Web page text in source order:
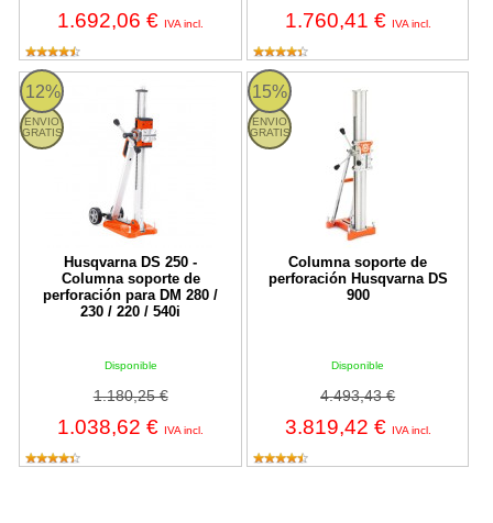
1.692,06 € IVA incl. 1.760,41 € IVA incl.
12%
ENVIO
GRATIS
Husqvarna DS 250 -
Columna soporte de
perforación para DM 280 /
230 / 220 / 540i
Disponible
1.180,25 €
1.038,62 € IVA incl.
DS 250 Husqvarna 15%
ENVIO
GRATIS
Columna soporte de
perforación Husqvarna DS
900
Disponible
4.493,43 €
3.819,42 € IVA incl.
DS 900 Husqvarna